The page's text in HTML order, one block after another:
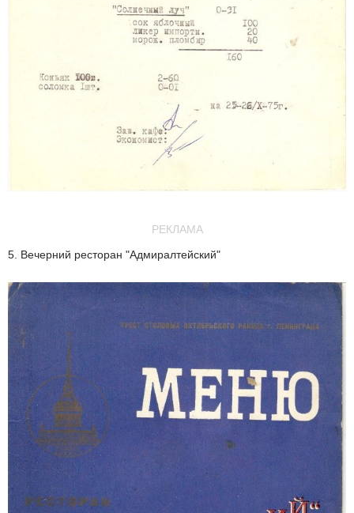
РЕКЛАМА
5. Вечерний ресторан "Адмиралтейский"